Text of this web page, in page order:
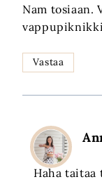
Nam tosiaan.
Vastaa
Haha